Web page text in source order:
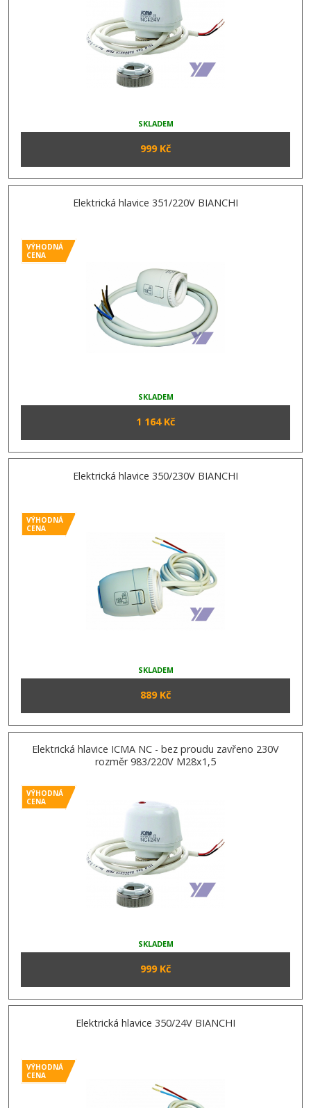
SKLADEM
999 Kč
Elektrická hlavice 351/220V BIANCHI
VÝHODNÁ
CENA
SKLADEM
1 164 Kč
Elektrická hlavice 350/230V BIANCHI
VÝHODNÁ
CENA
SKLADEM
889 Kč
Elektrická hlavice ICMA NC - bez proudu zavřeno 230V
rozměr 983/220V M28x1,5
VÝHODNÁ
CENA
SKLADEM
999 Kč
Elektrická hlavice 350/24V BIANCHI
VÝHODNÁ
CENA